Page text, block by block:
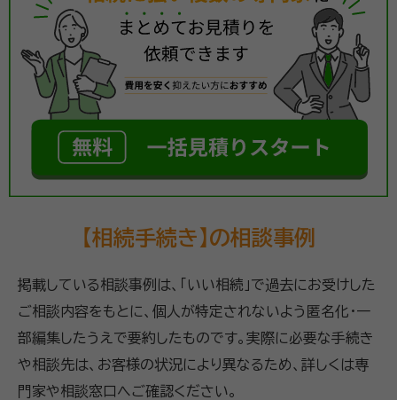
【相続手続き】の相談事例
掲載している相談事例は、「いい相続」で過去にお受けした
ご相談内容をもとに、個人が特定されないよう匿名化・一
部編集したうえで要約したものです。実際に必要な手続き
や相談先は、お客様の状況により異なるため、詳しくは専
門家や相談窓口へご確認ください。